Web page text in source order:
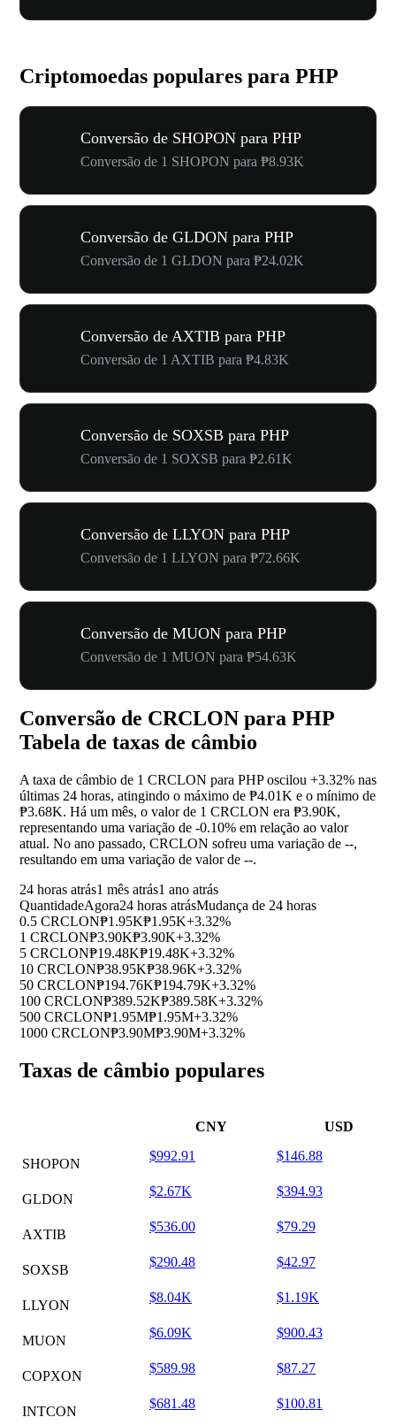
Criptomoedas populares para PHP
Conversão de SHOPON para PHP
Conversão de 1 SHOPON para ₱8.93K
Conversão de GLDON para PHP
Conversão de 1 GLDON para ₱24.02K
Conversão de AXTIB para PHP
Conversão de 1 AXTIB para ₱4.83K
Conversão de SOXSB para PHP
Conversão de 1 SOXSB para ₱2.61K
Conversão de LLYON para PHP
Conversão de 1 LLYON para ₱72.66K
Conversão de MUON para PHP
Conversão de 1 MUON para ₱54.63K
Conversão de CRCLON para PHP
Tabela de taxas de câmbio
A taxa de câmbio de 1 CRCLON para PHP oscilou +3.32% nas
últimas 24 horas, atingindo o máximo de ₱4.01K e o mínimo de
₱3.68K. Há um mês, o valor de 1 CRCLON era ₱3.90K,
representando uma variação de -0.10% em relação ao valor
atual. No ano passado, CRCLON sofreu uma variação de --,
resultando em uma variação de valor de --.
24 horas atrás1 mês atrás1 ano atrás
QuantidadeAgora24 horas atrásMudança de 24 horas
0.5 CRCLON₱1.95K₱1.95K+3.32%
1 CRCLON₱3.90K₱3.90K+3.32%
5 CRCLON₱19.48K₱19.48K+3.32%
10 CRCLON₱38.95K₱38.96K+3.32%
50 CRCLON₱194.76K₱194.79K+3.32%
100 CRCLON₱389.52K₱389.58K+3.32%
500 CRCLON₱1.95M₱1.95M+3.32%
1000 CRCLON₱3.90M₱3.90M+3.32%
Taxas de câmbio populares
CNY USD
SHOPON
$992.91 $146.88
GLDON
$2.67K $394.93
AXTIB
$536.00 $79.29
SOXSB
$290.48 $42.97
LLYON
$8.04K $1.19K
MUON
$6.09K $900.43
COPXON
$589.98 $87.27
INTCON
$681.48 $100.81